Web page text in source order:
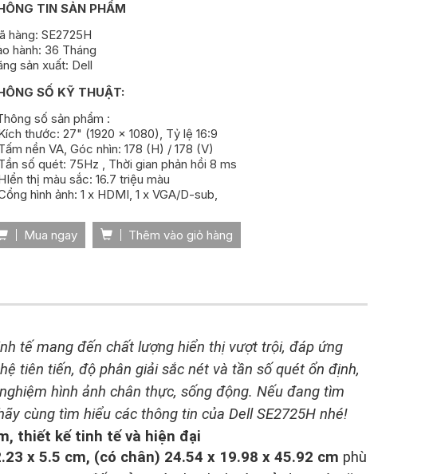
TIN SẢN PHẨM
hàng: SE2725H
hành: 36 Tháng
sản xuất: Dell
SỐ KỸ THUẬT:
số sản phẩm :
thước: 27" (1920 x 1080), Tỷ lệ 16:9
nền VA, Góc nhìn: 178 (H) / 178 (V)
số quét: 75Hz , Thời gian phản hồi 8 ms
thị màu sắc: 16.7 triệu màu
hình ảnh: 1 x HDMI, 1 x VGA/D-sub,
Mua ngay Thêm vào giỏ hàng
tế mang đến chất lượng hiển thị vượt trội, đáp ứng
tiên tiến, độ phân giải sắc nét và tần số quét ổn định,
hình ảnh chân thực, sống động. Nếu đang tìm
cùng tìm hiểu các thông tin của Dell SE2725H nhé!
thiết kế tinh tế và hiện đại
x 5.5 cm, (có chân) 24.54 x 19.98 x 45.92 cm phù